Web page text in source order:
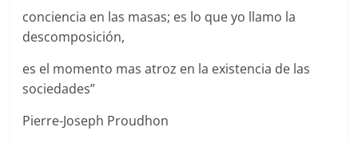
conciencia en las masas; es lo que yo llamo la
descomposición,
es el momento mas atroz en la existencia de las
sociedades”
Pierre-Joseph Proudhon